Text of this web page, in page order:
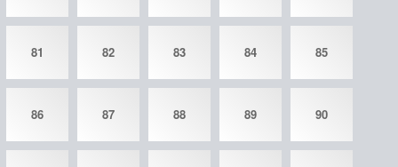
81 82 83 84 85
86 87 88 89 90